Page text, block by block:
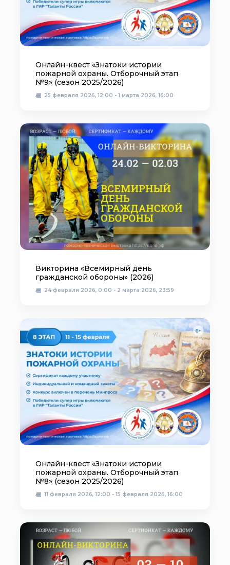
Онлайн-квест «Знатоки истории
пожарной охраны. Отборочный этап
№9» (сезон 2025/2026)
25 февраля 2026, 12:00 - 1 марта 2026, 16:00
Викторина «Всемирный день
гражданской обороны» (2026)
24 февраля 2026, 0:00 - 2 марта 2026, 23:59
Онлайн-квест «Знатоки истории
пожарной охраны. Отборочный этап
№8» (сезон 2025/2026)
11 февраля 2026, 12:00 - 15 февраля 2026, 16:00